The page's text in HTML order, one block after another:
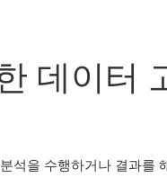
데이터
석을 수행하거나 결과를